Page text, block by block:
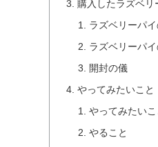
購入したラズベリ
ラズベリーパ
ラズベリーパ
開封の儀
やってみたいこと
やってみたいこ
やること